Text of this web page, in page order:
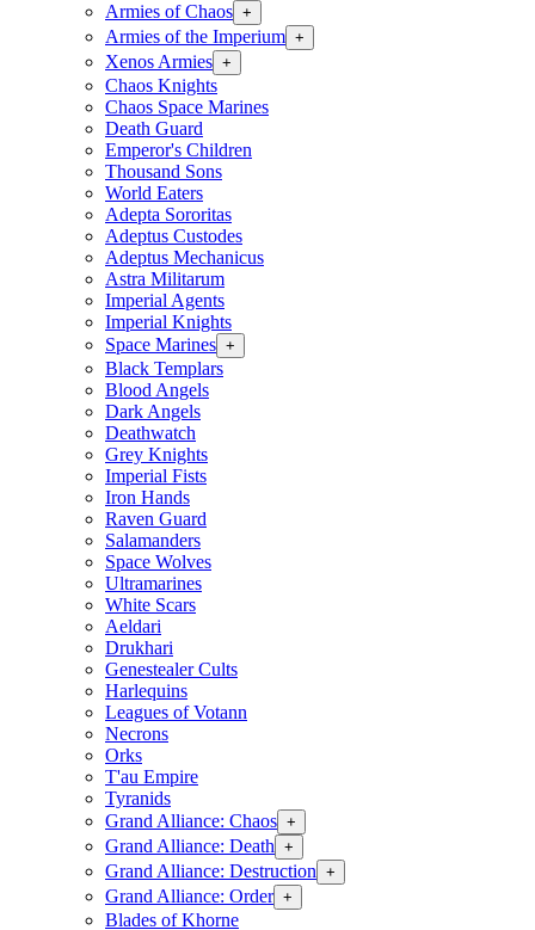
Armies of Chaos +
Armies of the Imperium +
Xenos Armies +
Chaos Knights
Chaos Space Marines
Death Guard
Emperor's Children
Thousand Sons
World Eaters
Adepta Sororitas
Adeptus Custodes
Adeptus Mechanicus
Astra Militarum
Imperial Agents
Imperial Knights
Space Marines +
Black Templars
Blood Angels
Dark Angels
Deathwatch
Grey Knights
Imperial Fists
Iron Hands
Raven Guard
Salamanders
Space Wolves
Ultramarines
White Scars
Aeldari
Drukhari
Genestealer Cults
Harlequins
Leagues of Votann
Necrons
Orks
T'au Empire
Tyranids
Grand Alliance: Chaos +
Grand Alliance: Death +
Grand Alliance: Destruction +
Grand Alliance: Order +
Blades of Khorne